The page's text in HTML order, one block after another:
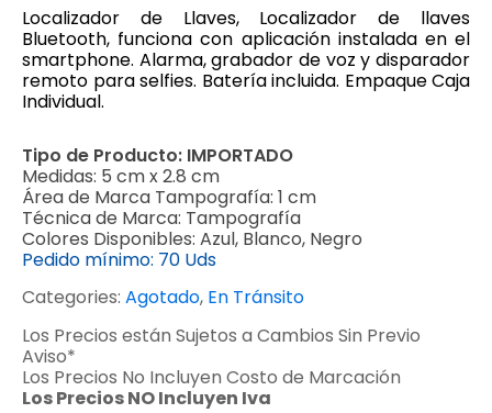
Localizador de Llaves, Localizador de llaves
Bluetooth, funciona con aplicación instalada en el
smartphone. Alarma, grabador de voz y disparador
remoto para selfies. Batería incluida. Empaque Caja
Individual.
Tipo de Producto: IMPORTADO
Medidas: 5 cm x 2.8 cm
Área de Marca Tampografía: 1 cm
Técnica de Marca: Tampografía
Colores Disponibles: Azul, Blanco, Negro
Pedido mínimo: 70 Uds
Categories: Agotado, En Tránsito
Los Precios están Sujetos a Cambios Sin Previo
Aviso*
Los Precios No Incluyen Costo de Marcación
Los Precios NO Incluyen Iva